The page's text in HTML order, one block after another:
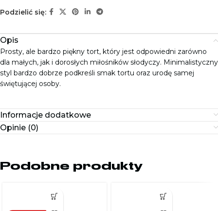
Podzielić się:
Opis
Prosty, ale bardzo piękny tort, który jest odpowiedni zarówno
dla małych, jak i dorosłych miłośników słodyczy. Minimalistyczny
styl bardzo dobrze podkreśli smak tortu oraz urodę samej
świętującej osoby.
Informacje dodatkowe
Opinie (0)
Podobne produkty